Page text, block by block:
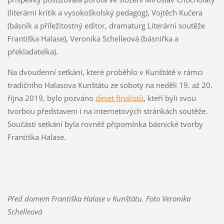
(literární kritik a vysokoškolský pedagog), Vojtěch Kučera
(básník a příležitostný editor, dramaturg Literární soutěže
Františka Halase), Veronika Schelleová (básnířka a
překladatelka).
Na dvoudenní setkání, které proběhlo v Kunštátě v rámci
tradičního Halasova Kunštátu ze soboty na neděli 19. až 20.
října 2019, bylo pozváno deset finalistů, kteří byli svou
tvorbou představeni i na internetových stránkách soutěže.
Součástí setkání byla rovněž připomínka básnické tvorby
Františka Halase.
Před domem Františka Halase v Kunštátu. Foto Veronika
Schelleová